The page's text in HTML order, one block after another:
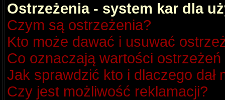
Ostrzeżenia - system kar dla
Czym są ostrzeżenia?
Kto może dawać i usuwać
Co oznaczają wartości
Jak sprawdzić kto i dlaczego dał
Czy jest możliwość reklamacji?